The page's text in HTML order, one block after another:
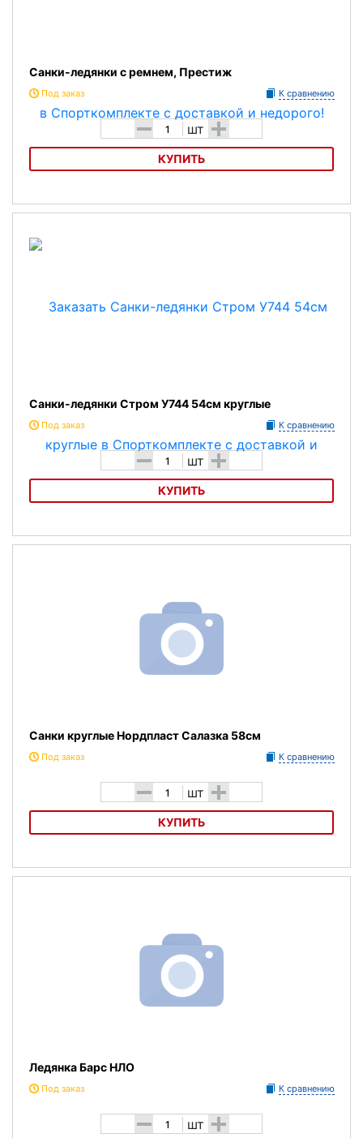
Санки-ледянки с ремнем, Престиж
Под заказ К сравнению
- шт +
КУПИТЬ
Санки-ледянки с ремнем, Престиж
Санки-ледянки Стром У744 54см круглые
Под заказ К сравнению
- шт +
КУПИТЬ
Санки-ледянки Стром У744 54см круглые
Санки круглые Нордпласт Салазка 58см
Под заказ К сравнению
- шт +
КУПИТЬ
Санки круглые Нордпласт Салазка 58см
Ледянка Барс НЛО
Под заказ К сравнению
- шт +